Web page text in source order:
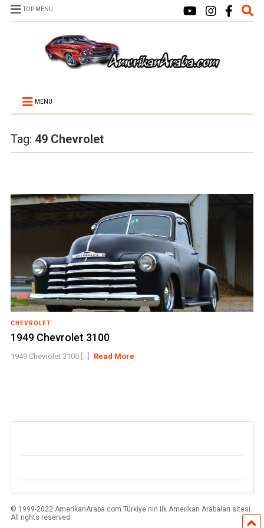
TOP MENU
MENU
Tag: 49 Chevrolet
CHEVROLET
1949 Chevrolet 3100
1949 Chevrolet 3100 [...] Read More
© 1999-2022 AmerikanAraba.com Türkiye'nin Ilk Amerikan Arabaları sitesi.
All rights reserved.